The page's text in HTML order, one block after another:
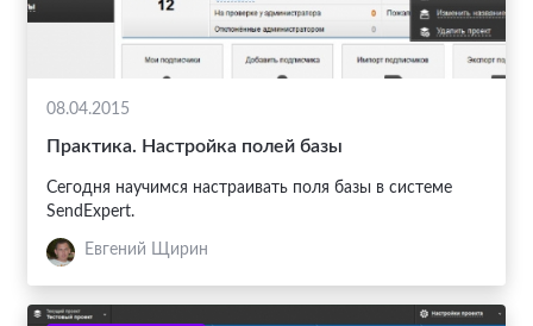
08.04.2015
Практика. Настройка полей базы
Сегодня научимся настраивать поля базы в системе
SendExpert.
Евгений Щирин